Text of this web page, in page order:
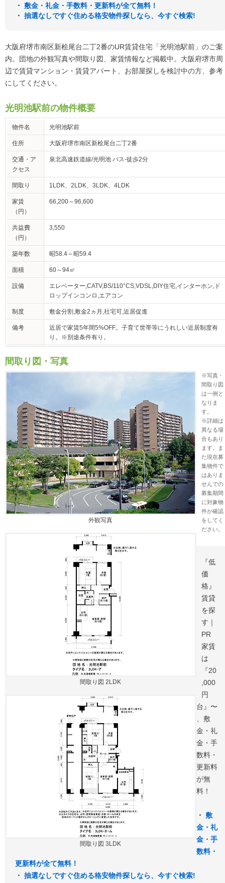
・ 敷金・礼金・手数料・更新料が全て無料！
・ 抽選なしですぐ住める格安物件探しなら、今すぐ検索!
大阪府堺市南区新桧尾台二丁2番のUR賃貸住宅「光明池駅前」のご案
内。団地の外観写真や間取り図、家賃情報など掲載中。大阪府堺市周
辺で賃貸マンション・賃貸アパート、お部屋探しを検討中の方、参考
にしてください。
光明池駅前の物件概要
物件名 光明池駅前
住所 大阪府堺市南区新桧尾台二丁2番
交通・ア
クセス
泉北高速鉄道線/光明池 バス-徒歩2分
間取り 1LDK、2LDK、3LDK、4LDK
家賃
（円）
66,200～96,600
共益費
（円）
3,550
築年数 昭58.4～昭59.4
面積 60～94㎡
設備
エレベーター,CATV,BS/110°CS,VDSL,DIY住宅,インターホン,ド
ロップインコンロ,エアコン
制度 敷金分割,敷金2ヵ月,社宅可,近居促進
備考
近居で家賃5年間5%OFF。子育て世帯等にうれしい近居制度有
り。※別途条件有り。
間取り図・写真
外観写真
間取り図 2LDK
間取り図 3LDK
※写真・
間取り図
は一例と
なりま
す。
※詳細は
異なる場
合もあり
ます。ま
た現在募
集物件で
はありま
せんでの
募集期間
に対象物
件か確認
をしてく
ださい。
『低
価
格』
賃貸
を探
す｜
PR
家賃
は
『20
,000
円
台』〜
、敷
金・礼
金・手
数料・
更新料
が無
料！
・ 敷
金・礼
金・手
数料・
更新料が全て無料！
・ 抽選なしですぐ住める格安物件探しなら、今すぐ検索!